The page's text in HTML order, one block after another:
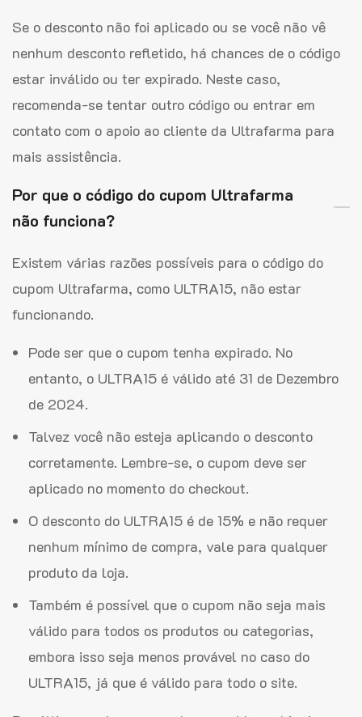
Se o desconto não foi aplicado ou se você não vê
nenhum desconto refletido, há chances de o código
estar inválido ou ter expirado. Neste caso,
recomenda-se tentar outro código ou entrar em
contato com o apoio ao cliente da Ultrafarma para
mais assistência.
Por que o código do cupom Ultrafarma
não funciona?
Existem várias razões possíveis para o código do
cupom Ultrafarma, como ULTRA15, não estar
funcionando.
Pode ser que o cupom tenha expirado. No
entanto, o ULTRA15 é válido até 31 de Dezembro
de 2024.
Talvez você não esteja aplicando o desconto
corretamente. Lembre-se, o cupom deve ser
aplicado no momento do checkout.
O desconto do ULTRA15 é de 15% e não requer
nenhum mínimo de compra, vale para qualquer
produto da loja.
Também é possível que o cupom não seja mais
válido para todos os produtos ou categorias,
embora isso seja menos provável no caso do
ULTRA15, já que é válido para todo o site.